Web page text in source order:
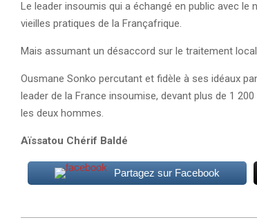
Le leader insoumis qui a échangé en public avec
vieilles pratiques de la Françafrique.
Mais assumant un désaccord sur le traitement local
Ousmane Sonko percutant et fidèle à ses idéaux
leader de la France insoumise, devant plus de 1
les deux hommes.
Aïssatou Chérif Baldé
Partagez sur Facebook